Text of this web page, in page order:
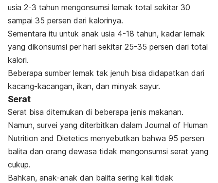
usia 2-3 tahun mengonsumsi lemak total sekitar 30
sampai 35 persen dari kalorinya.
Sementara itu untuk anak usia 4-18 tahun, kadar lemak
yang dikonsumsi per hari sekitar 25-35 persen dari total
kalori.
Beberapa sumber lemak tak jenuh bisa didapatkan dari
kacang-kacangan, ikan, dan minyak sayur.
Serat
Serat bisa ditemukan di beberapa jenis makanan.
Namun, survei yang diterbitkan dalam Journal of Human
Nutrition and Dietetics menyebutkan bahwa 95 persen
balita dan orang dewasa tidak mengonsumsi serat yang
cukup.
Bahkan, anak-anak dan balita sering kali tidak